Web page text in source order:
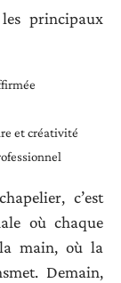
principaux
et créativité
c’est
où chaque
la main, où la
Demain,